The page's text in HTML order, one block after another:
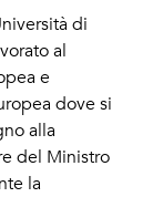
di
al
e
dove si
alla
del Ministro
la